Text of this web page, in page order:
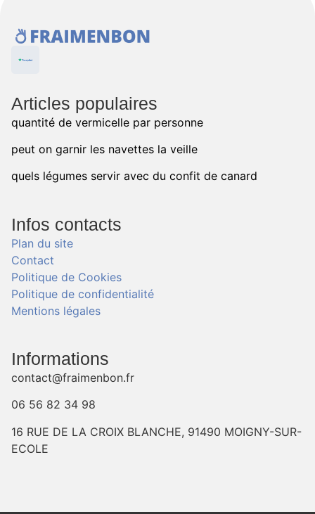
Articles populaires
quantité de vermicelle par personne
peut on garnir les navettes la veille
quels légumes servir avec du confit de canard
Infos contacts
Plan du site
Contact
Politique de Cookies
Politique de confidentialité
Mentions légales
Informations
contact@fraimenbon.fr
06 56 82 34 98
16 RUE DE LA CROIX BLANCHE, 91490 MOIGNY-SUR-
ECOLE